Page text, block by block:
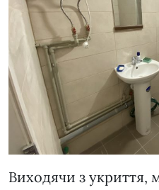
Виходячи з укриття,